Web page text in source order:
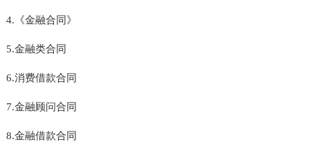
4.《金融合同》
5.金融类合同
6.消费借款合同
7.金融顾问合同
8.金融借款合同